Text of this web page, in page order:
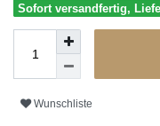
Sofort versandfertig,
Wunschliste